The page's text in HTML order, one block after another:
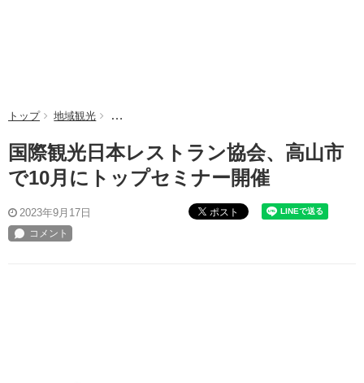
トップ 地域観光 国際観光日本レストラン協会、高山市で10月にトッ
国際観光日本レストラン協会、高山市
で10月にトップセミナー開催
2023年9月17日 ポスト